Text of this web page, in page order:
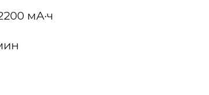
мА·ч